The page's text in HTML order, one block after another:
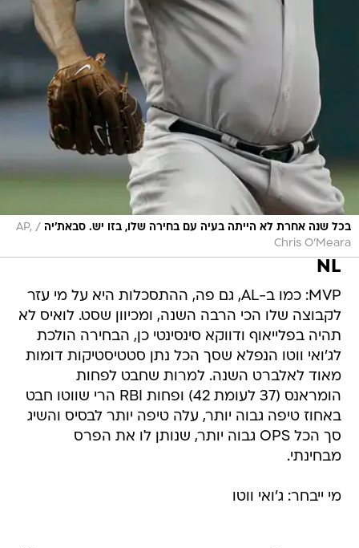
בכל שנה אחרת לא הייתה בעיה עם בחירה שלו, בזו יש. סבאת'יה /
AP,
Chris O'Meara
NL
MVP: כמו ב-AL, גם פה, ההתסכלות היא על מי עזר
לקבוצה שלו הכי הרבה השנה, ומכיוון שסט. לואיס לא
תהיה בפלייאוף ודווקא סינסינטי כן, הבחירה הולכת
לג'ואי ווטו הנפלא שסך הכל נתן סטטיסטיקות דומות
מאוד לאלברט השנה. למרות שחבט לפחות
הומראנס (37 לעומת 42) ופחות RBI הרי שווטו חבט
באחוז טיפה גבוה יותר, עלה טיפה יותר לבסיס והשיג
סך הכל OPS גבוה יותר, שנותן לו את הפרס
מבחינתי.
מי ייבחר: ג'ואי ווטו